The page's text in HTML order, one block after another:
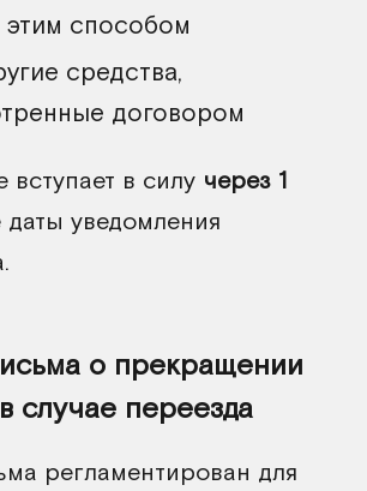
этим способом
средства,
договором
вступает в силу через 1
даты уведомления
о прекращении
случае переезда
регламентирован для